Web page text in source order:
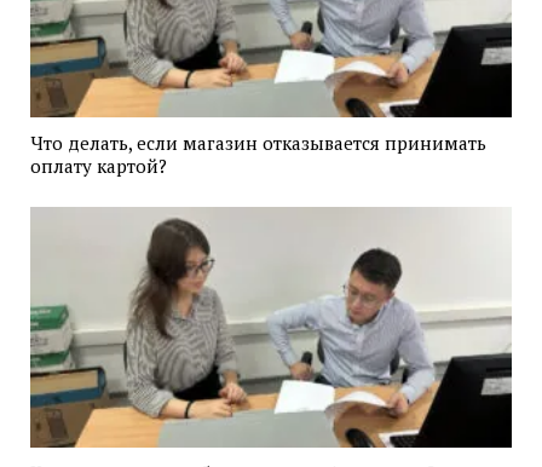
Что делать, если магазин отказывается принимать
оплату картой?